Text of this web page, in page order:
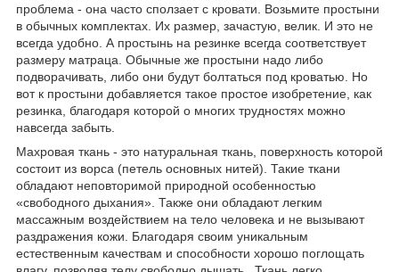
проблема - она часто сползает с кровати. Возьмите простыни
в обычных комплектах. Их размер, зачастую, велик. И это не
всегда удобно. А простынь на резинке всегда соответствует
размеру матраца. Обычные же простыни надо либо
подворачивать, либо они будут болтаться под кроватью. Но
вот к простыни добавляется такое простое изобретение, как
резинка, благодаря которой о многих трудностях можно
навсегда забыть.
Махровая ткань - это натуральная ткань, поверхность которой
состоит из ворса (петель основных нитей). Такие ткани
обладают неповторимой природной особенностью
«свободного дыхания». Также они обладают легким
массажным воздействием на тело человека и не вызывают
раздражения кожи. Благодаря своим уникальным
естественным качествам и способности хорошо поглощать